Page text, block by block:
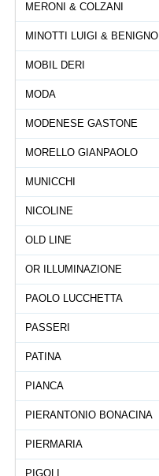
MERONI & COLZANI
MINOTTI LUIGI & BENIGNO
MOBIL DERI
MODA
MODENESE GASTONE
MORELLO GIANPAOLO
MUNICCHI
NICOLINE
OLD LINE
OR ILLUMINAZIONE
PAOLO LUCCHETTA
PASSERI
PATINA
PIANCA
PIERANTONIO BONACINA
PIERMARIA
PIGOLI